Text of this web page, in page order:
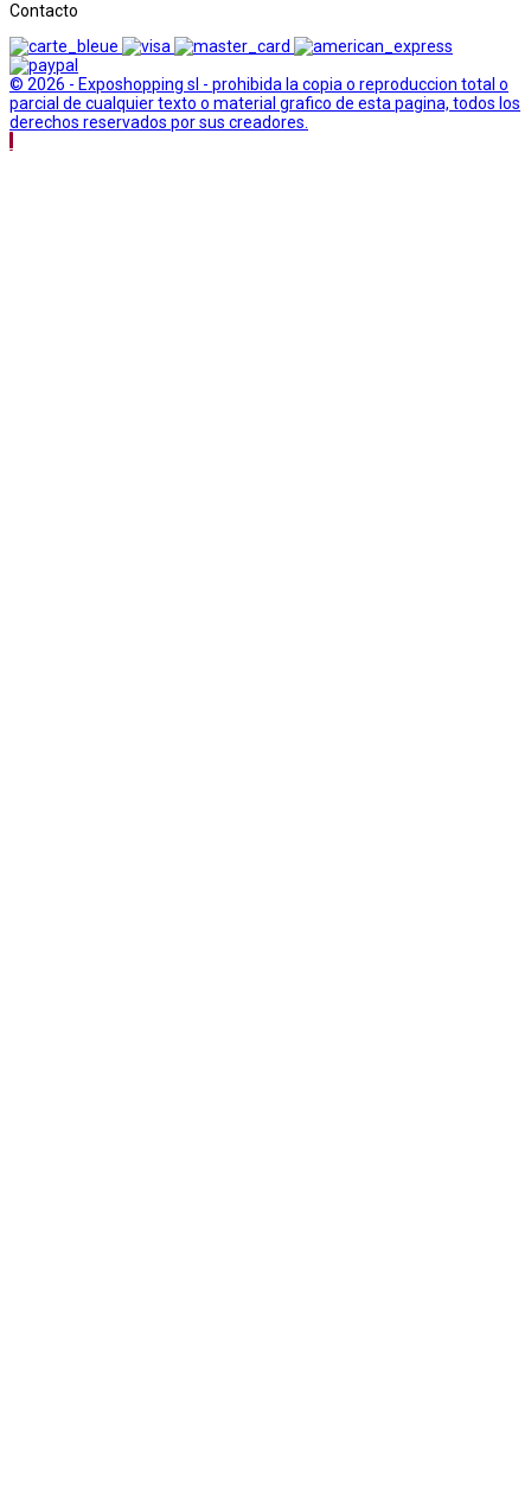
Contacto
© 2026 - Exposhopping sl - prohibida la copia o reproduccion total o
parcial de cualquier texto o material grafico de esta pagina, todos los
derechos reservados por sus creadores.